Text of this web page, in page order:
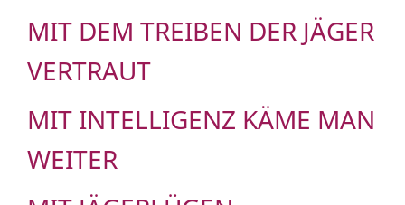
MIT DEM TREIBEN DER JÄGER
VERTRAUT
MIT INTELLIGENZ KÄME MAN
WEITER